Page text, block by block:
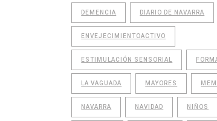
DEMENCIA DIARIO DE NAVARRA
ENVEJECIMIENTOACTIVO
ESTIMULACIÓN SENSORIAL
LA VAGUADA MAYORES
NAVARRA NAVIDAD NIÑOS